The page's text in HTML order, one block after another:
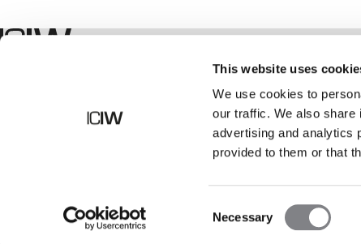
This website uses
We use cookies to
our traffic. We also share
advertising and analytics
provided to them or that
Selection
Necessary